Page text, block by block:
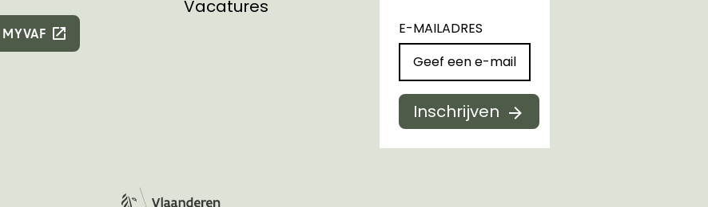
MYVAF
Vacatures
E-MAILADRES
Inschrijven